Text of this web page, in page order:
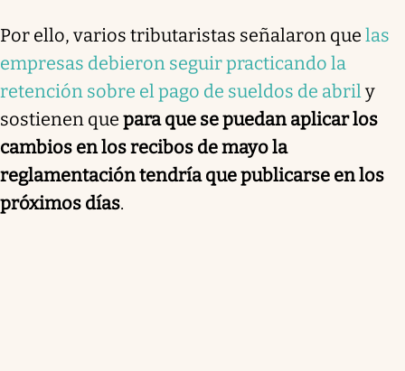
Por ello, varios tributaristas señalaron que las
empresas debieron seguir practicando la
retención sobre el pago de sueldos de abrily
sostienen que para que se puedan aplicar los
cambios en los recibos de mayo la
reglamentación tendría que publicarse en los
próximos días.